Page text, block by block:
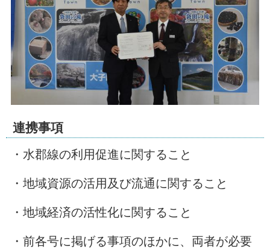
連携事項
・水郡線の利用促進に関すること
・地域資源の活用及び流通に関すること
・地域経済の活性化に関すること
・前各号に掲げる事項のほかに、両者が必要